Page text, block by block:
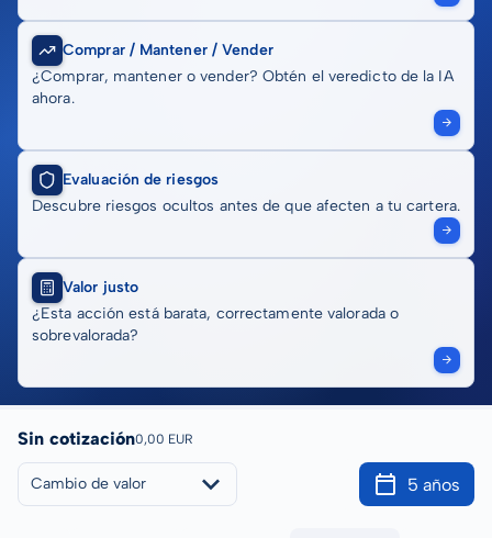
Comprar / Mantener / Vender
¿Comprar, mantener o vender? Obtén el veredicto de la IA
ahora.
Evaluación de riesgos
Descubre riesgos ocultos antes de que afecten a tu cartera.
Valor justo
¿Esta acción está barata, correctamente valorada o
sobrevalorada?
Sin cotización0,00 EUR
Cambio de valor 5 años